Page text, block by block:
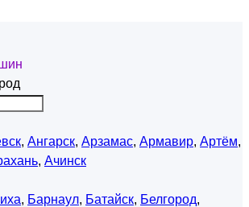
, Ангарск, Арзамас, Армавир, Артём,
, Ачинск
, Барнаул, Батайск, Белгород,